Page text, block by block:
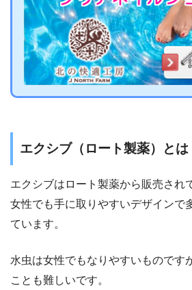
エクシブ（ロート製薬）とは
エクシブはロート製薬から販売され
女性でも手に取りやすいデザインで
ています。
水虫は女性でもなりやすいものです
ことも難しいです。